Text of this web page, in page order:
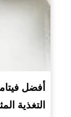
أفضل
التغذية